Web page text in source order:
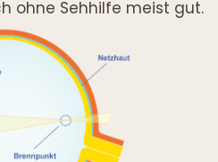
ohne Sehhilfe meist gut.